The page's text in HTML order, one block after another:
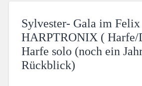
Sylvester- Gala im Felix
HARPTRONIX ( Harfe/
Harfe solo (noch ein
Rückblick)